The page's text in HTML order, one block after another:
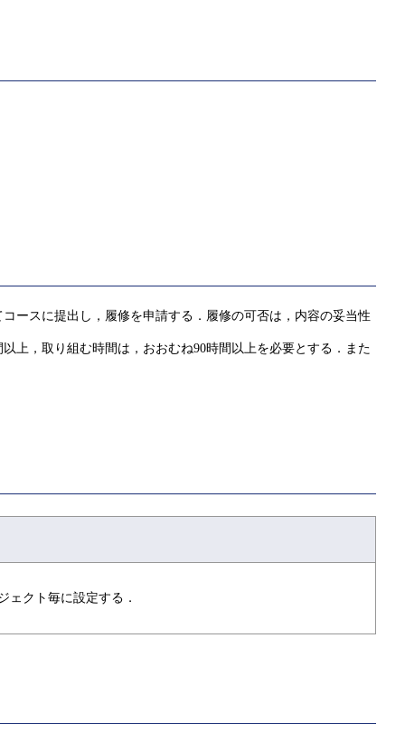
ースに提出し，履修を申請する．履修の可否は，内容の妥当性
上，取り組む時間は，おおむね90時間以上を必要とする．また
ェクト毎に設定する．